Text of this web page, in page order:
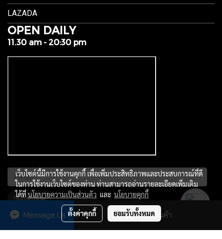
สั่งซื้อสินค้า
Message Us
LAZADA
OPEN DAILY
11.30 am - 20:30 pm
Subscribe
เว็บไซต์นี้มีการใช้งานคุกกี้ เพื่อเพิ่มประสิทธิภาพและประสบการณ์ที่ดี
ในการใช้งานเว็บไซต์ของท่าน ท่านสามารถอ่านรายละเอียดเพิ่มเติม
ได้ที่นโยบายความเป็นส่วนตัว และ นโยบายคุกกี้
ตั้งค่าคุกกี้ ยอมรับทั้งหมด